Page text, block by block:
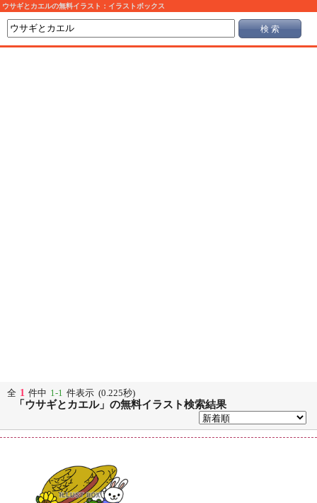
ウサギとカエルの無料イラスト：イラストボックス
検 索
全 1 件中 1-1 件表示 (0.225秒)
「ウサギとカエル」の無料イラスト検索結果